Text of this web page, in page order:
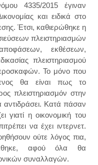
4335/2015 έγιναν
και ειδικά στο
Έτσι, καθιερώθηκε η
πλειστηριασμών
εκθέσεων,
πλειστηριασμού
Το μόνο που
θα είναι πως το
πλειστηριασμόν στην
αντιδράσει. Κατά πάσαν
γιατί η οικονομική του
να έχει ιντερνετ.
ούτε λόγος πια,
αφού όλα θα
συναλλαγών.